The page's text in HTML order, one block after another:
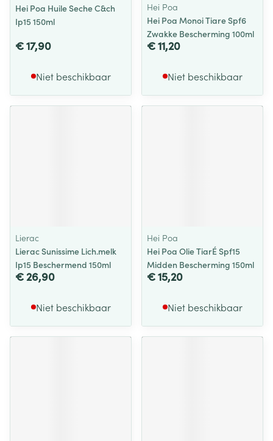
Hei Poa Huile Seche C&ch
Ip15 150ml
€ 17,90
Niet beschikbaar
Hei Poa
Hei Poa Monoi Tiare Spf6
Zwakke Bescherming 100ml
€ 11,20
Niet beschikbaar
Lierac
Lierac Sunissime Lich.melk
Ip15 Beschermend 150ml
€ 26,90
Niet beschikbaar
Hei Poa
Hei Poa Olie TiarÉ Spf15
Midden Bescherming 150ml
€ 15,20
Niet beschikbaar